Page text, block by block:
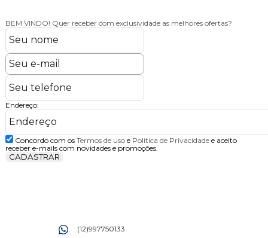
BEM VINDO! Quer receber com exclusividade as melhores ofertas?
Endereço:
Concordo com os Termos de usoe Politica de Privacidadee aceito
receber e-mails com novidades e promoções.
CADASTRAR
(12)997750133